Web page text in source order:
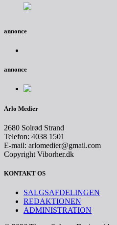
annonce
annonce
Arlo Medier
2680 Solrød Strand
Telefon: 4038 1501
E-mail: arlomedier@gmail.com
Copyright Viborher.dk
KONTAKT OS
SALGSAFDELINGEN
REDAKTIONEN
ADMINISTRATION